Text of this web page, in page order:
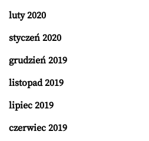
luty 2020
styczeń 2020
grudzień 2019
listopad 2019
lipiec 2019
czerwiec 2019